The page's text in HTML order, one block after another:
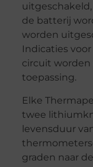
de batterij
worden
Indicaties
circuit worden
toepassing.
Elke
twee
levensduur
graden naar